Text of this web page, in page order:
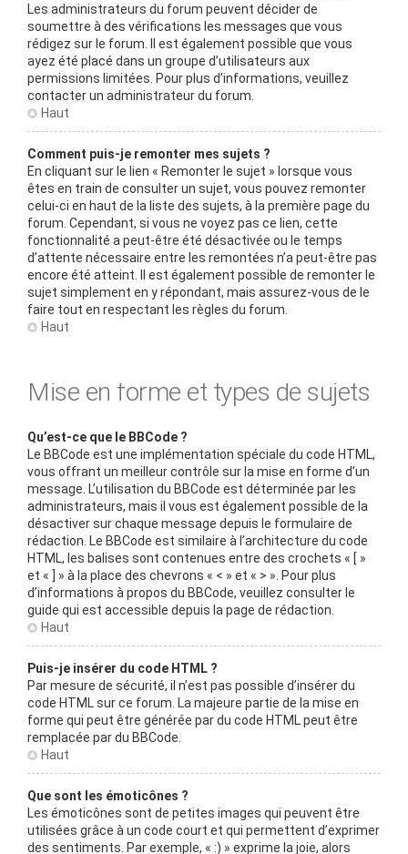
Les administrateurs du forum peuvent décider de
soumettre à des vérifications les messages que vous
rédigez sur le forum. Il est également possible que vous
ayez été placé dans un groupe d’utilisateurs aux
permissions limitées. Pour plus d’informations, veuillez
contacter un administrateur du forum.
Haut
Comment puis-je remonter mes sujets ?
En cliquant sur le lien « Remonter le sujet » lorsque vous
êtes en train de consulter un sujet, vous pouvez remonter
celui-ci en haut de la liste des sujets, à la première page du
forum. Cependant, si vous ne voyez pas ce lien, cette
fonctionnalité a peut-être été désactivée ou le temps
d’attente nécessaire entre les remontées n’a peut-être pas
encore été atteint. Il est également possible de remonter le
sujet simplement en y répondant, mais assurez-vous de le
faire tout en respectant les règles du forum.
Haut
Mise en forme et types de sujets
Qu’est-ce que le BBCode ?
Le BBCode est une implémentation spéciale du code HTML,
vous offrant un meilleur contrôle sur la mise en forme d’un
message. L’utilisation du BBCode est déterminée par les
administrateurs, mais il vous est également possible de la
désactiver sur chaque message depuis le formulaire de
rédaction. Le BBCode est similaire à l’architecture du code
HTML, les balises sont contenues entre des crochets « [ »
et « ] » à la place des chevrons « < » et « > ». Pour plus
d’informations à propos du BBCode, veuillez consulter le
guide qui est accessible depuis la page de rédaction.
Haut
Puis-je insérer du code HTML ?
Par mesure de sécurité, il n’est pas possible d’insérer du
code HTML sur ce forum. La majeure partie de la mise en
forme qui peut être générée par du code HTML peut être
remplacée par du BBCode.
Haut
Que sont les émoticônes ?
Les émoticônes sont de petites images qui peuvent être
utilisées grâce à un code court et qui permettent d’exprimer
des sentiments. Par exemple, « :) » exprime la joie, alors